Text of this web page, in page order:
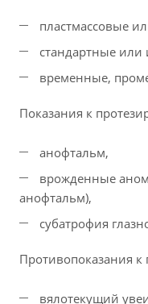
пластмассовые
стандартные
временные,
Показания к
анофтальм,
врожденные
анофтальм),
субатрофия
Противопоказания
вялотекущий